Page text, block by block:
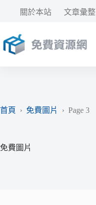
要
內
關於本站 文章彙整
首頁 › 免費圖片 › Page 3
免費圖片